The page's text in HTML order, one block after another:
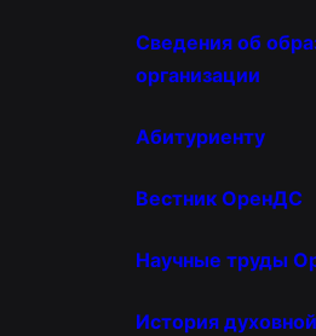
Сведения об
организации
Абитуриенту
Вестник ОренДС
Научные труды
История